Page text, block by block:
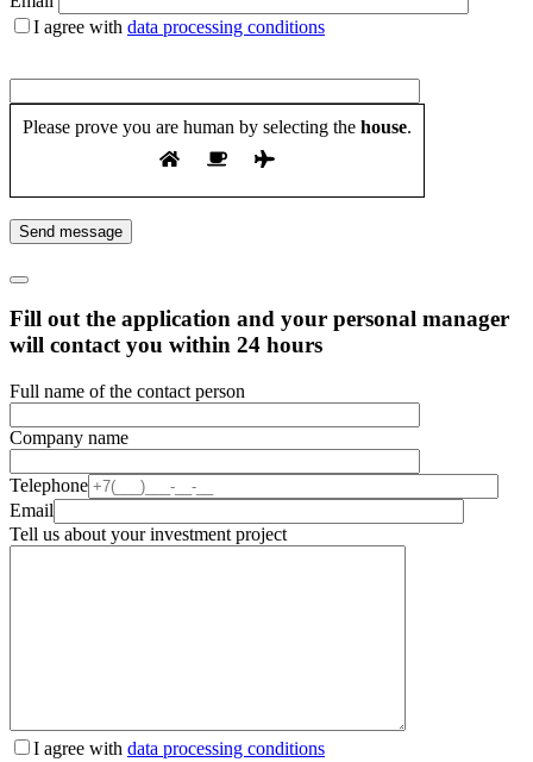
I agree with data processing conditions
Please prove you are human by selecting the house.
Send message
Fill out the application and your personal manager
will contact you within 24 hours
Full name of the contact person
Company name
Telephone
Email
Tell us about your investment project
I agree with data processing conditions